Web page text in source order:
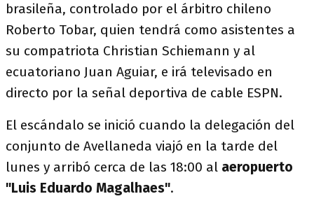
brasileña, controlado por el árbitro chileno
Roberto Tobar, quien tendrá como asistentes a
su compatriota Christian Schiemann y al
ecuatoriano Juan Aguiar, e irá televisado en
directo por la señal deportiva de cable ESPN.
El escándalo se inició cuando la delegación del
conjunto de Avellaneda viajó en la tarde del
lunes y arribó cerca de las 18:00 al aeropuerto
"Luis Eduardo Magalhaes".